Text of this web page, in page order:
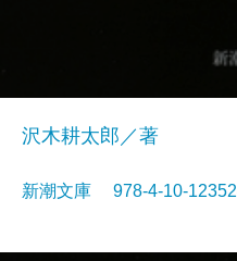
沢木耕太郎／著
新潮文庫 978-4-10-